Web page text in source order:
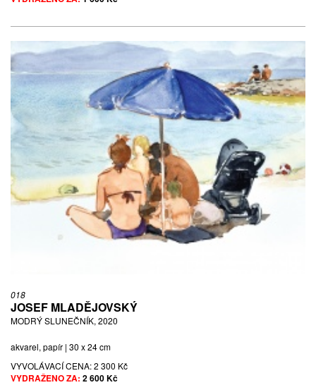
018
JOSEF MLADĚJOVSKÝ
MODRÝ SLUNEČNÍK, 2020
akvarel, papír | 30 x 24 cm
VYVOLÁVACÍ CENA:2 300 Kč
VYDRAŽENO ZA: 2 600 Kč